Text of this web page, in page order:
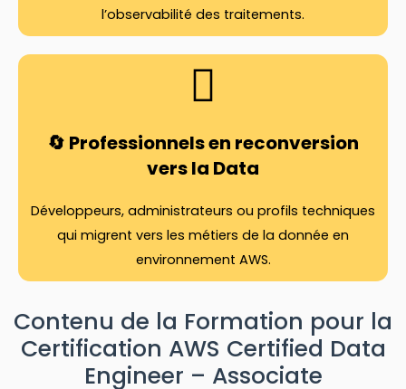
l’observabilité des traitements.
🔄 Professionnels en reconversion
vers la Data
Développeurs, administrateurs ou profils techniques
qui migrent vers les métiers de la donnée en
environnement AWS.
Contenu de la Formation pour la
Certification AWS Certified Data
Engineer – Associate